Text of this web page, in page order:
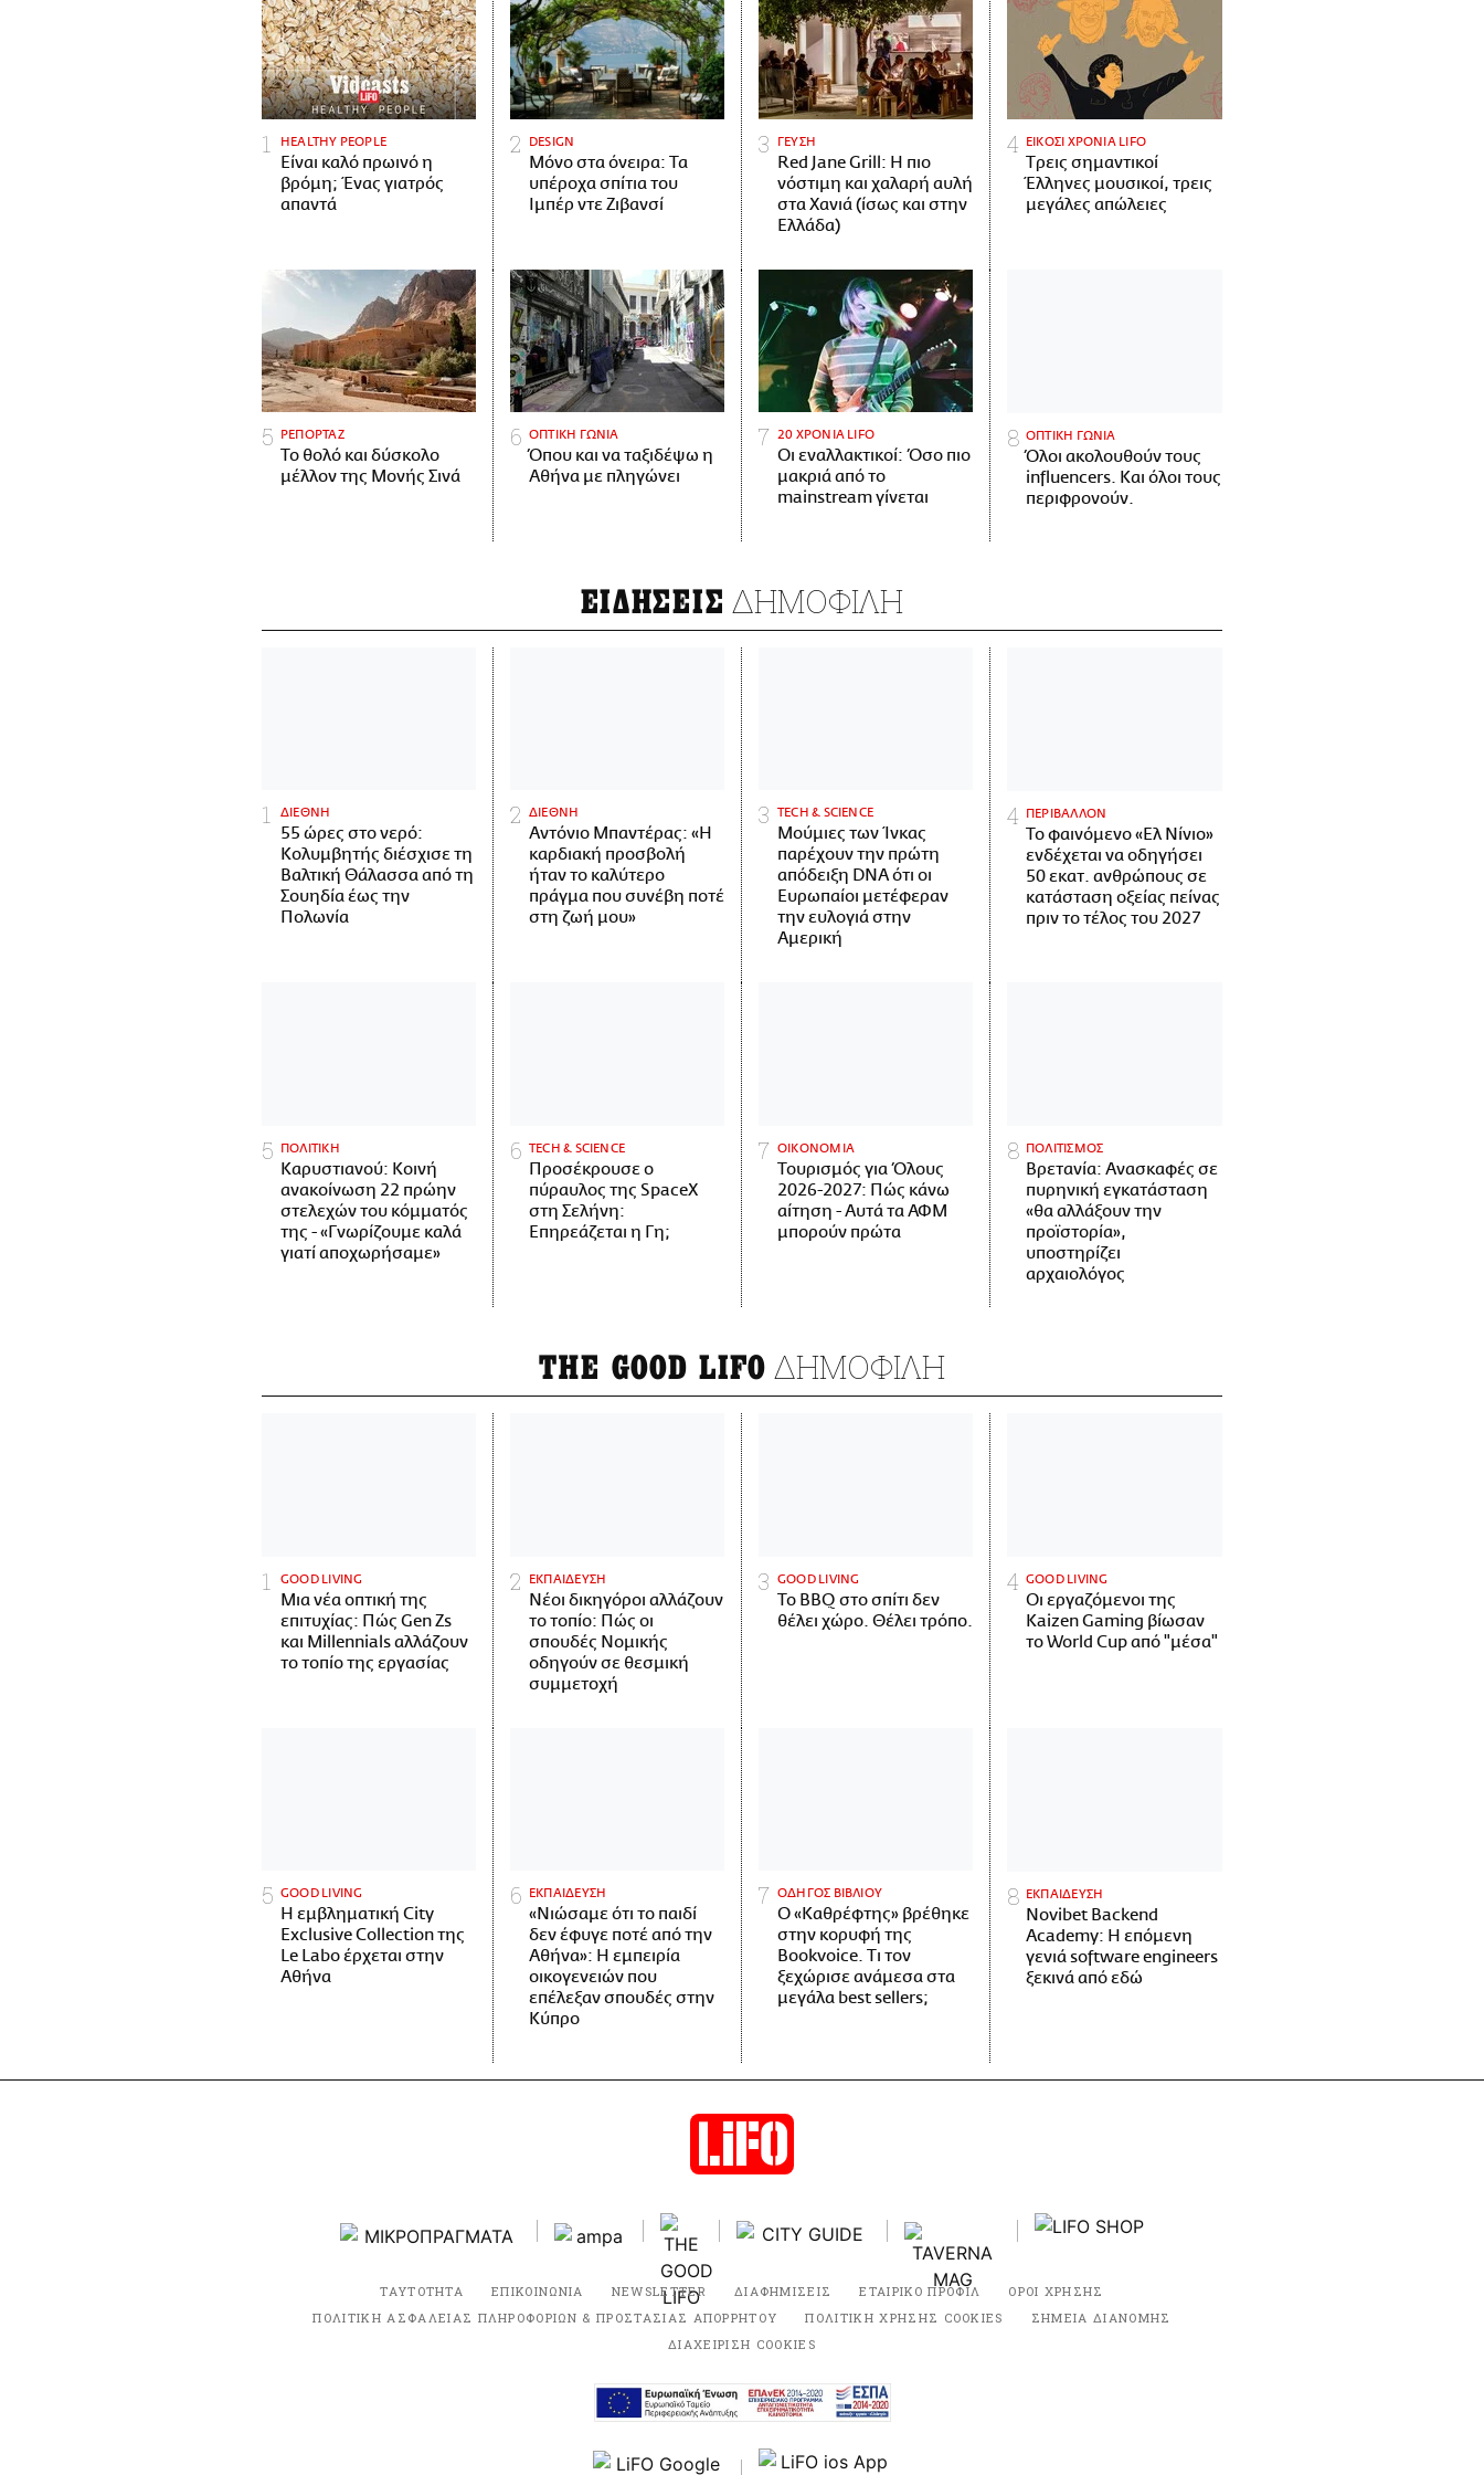
HEALTHY PEOPLE
Είναι καλό πρωινό η
βρόμη; Ένας γιατρός
απαντά
DESIGN
Μόνο στα όνειρα: Τα
υπέροχα σπίτια του
Ιμπέρ ντε Ζιβανσί
ΓΕΥΣΗ
Red Jane Grill: Η πιο
νόστιμη και χαλαρή αυλή
στα Χανιά (ίσως και στην
Ελλάδα)
ΕΙΚΟΣΙ ΧΡΟΝΙΑ LIFO
Tρεις σημαντικοί
Έλληνες μουσικοί, τρεις
μεγάλες απώλειες
ΡΕΠΟΡΤΑΖ
Το θολό και δύσκολο
μέλλον της Μονής Σινά
ΟΠΤΙΚΗ ΓΩΝΙΑ
Όπου και να ταξιδέψω η
Αθήνα με πληγώνει
20 ΧΡΟΝΙΑ LIFO
Οι εναλλακτικοί: Όσο πιο
μακριά από το
mainstream γίνεται
ΟΠΤΙΚΗ ΓΩΝΙΑ
Όλοι ακολουθούν τους
influencers. Και όλοι τους
περιφρονούν.
ΕΙΔΗΣΕΙΣ ΔΗΜΟΦΙΛΗ
ΔΙΕΘΝΗ
55 ώρες στο νερό:
Κολυμβητής διέσχισε τη
Βαλτική Θάλασσα από τη
Σουηδία έως την
Πολωνία
ΔΙΕΘΝΗ
Αντόνιο Μπαντέρας: «Η
καρδιακή προσβολή
ήταν το καλύτερο
πράγμα που συνέβη ποτέ
στη ζωή μου»
ΤECH & SCIENCE
Μούμιες των Ίνκας
παρέχουν την πρώτη
απόδειξη DNA ότι οι
Ευρωπαίοι μετέφεραν
την ευλογιά στην
Αμερική
ΠΕΡΙΒΑΛΛΟΝ
Το φαινόμενο «Ελ Νίνιο»
ενδέχεται να οδηγήσει
50 εκατ. ανθρώπους σε
κατάσταση οξείας πείνας
πριν το τέλος του 2027
ΠΟΛΙΤΙΚΗ
Καρυστιανού: Κοινή
ανακοίνωση 22 πρώην
στελεχών του κόμματός
της - «Γνωρίζουμε καλά
γιατί αποχωρήσαμε»
ΤECH & SCIENCE
Προσέκρουσε ο
πύραυλος της SpaceX
στη Σελήνη:
Επηρεάζεται η Γη;
ΟΙΚΟΝΟΜΙΑ
Τουρισμός για Όλους
2026-2027: Πώς κάνω
αίτηση - Αυτά τα ΑΦΜ
μπορούν πρώτα
ΠΟΛΙΤΙΣΜΟΣ
Βρετανία: Ανασκαφές σε
πυρηνική εγκατάσταση
«θα αλλάξουν την
προϊστορία»,
υποστηρίζει
αρχαιολόγος
THE GOOD LIFO ΔΗΜΟΦΙΛΗ
GOOD LIVING
Μια νέα οπτική της
επιτυχίας: Πώς Gen Zs
και Millennials αλλάζουν
το τοπίο της εργασίας
ΕΚΠΑΙΔΕΥΣΗ
Νέοι δικηγόροι αλλάζουν
το τοπίο: Πώς οι
σπουδές Νομικής
οδηγούν σε θεσμική
συμμετοχή
GOOD LIVING
Το BBQ στο σπίτι δεν
θέλει χώρο. Θέλει τρόπο.
GOOD LIVING
Οι εργαζόμενοι της
Kaizen Gaming βίωσαν
το World Cup από "μέσα"
GOOD LIVING
Η εμβληματική City
Exclusive Collection της
Le Labo έρχεται στην
Αθήνα
ΕΚΠΑΙΔΕΥΣΗ
«Νιώσαμε ότι το παιδί
δεν έφυγε ποτέ από την
Αθήνα»: Η εμπειρία
οικογενειών που
επέλεξαν σπουδές στην
Κύπρο
ΟΔΗΓΟΣ ΒΙΒΛΙΟΥ
Ο «Καθρέφτης» βρέθηκε
στην κορυφή της
Bookvoice. Τι τον
ξεχώρισε ανάμεσα στα
μεγάλα best sellers;
ΕΚΠΑΙΔΕΥΣΗ
Novibet Backend
Academy: Η επόμενη
γενιά software engineers
ξεκινά από εδώ
ΤΑΥΤΟΤΗΤΑ ΕΠΙΚΟΙΝΩΝΙΑ NEWSLETTER ΔΙΑΦΗΜΙΣΕΙΣ ΕΤΑΙΡΙΚΟ ΠΡΟΦΙΛ
ΟΡΟΙ ΧΡΗΣΗΣ
ΠΟΛΙΤΙΚΗ ΑΣΦΑΛΕΙΑΣ ΠΛΗΡΟΦΟΡΙΩΝ & ΠΡΟΣΤΑΣΙΑΣ ΑΠΟΡΡΗΤΟΥ
ΠΟΛΙΤΙΚΗ ΧΡΗΣΗΣ COOKIES
ΣΗΜΕΙΑ ΔΙΑΝΟΜΗΣ
ΔΙΑΧΕΙΡΙΣΗ COOKIES